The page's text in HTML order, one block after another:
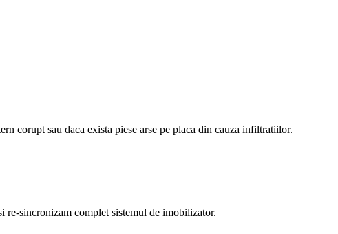
corupt sau daca exista piese arse pe placa din cauza infiltratiilor.
re-sincronizam complet sistemul de imobilizator.